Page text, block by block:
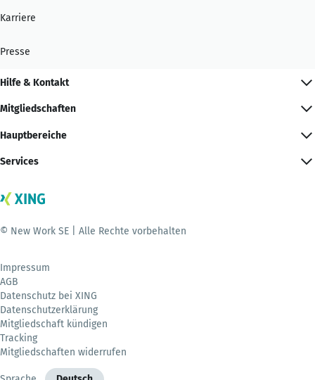
Karriere
Presse
Hilfe & Kontakt
Mitgliedschaften
Hauptbereiche
Services
© New Work SE | Alle Rechte vorbehalten
Impressum
AGB
Datenschutz bei XING
Datenschutzerklärung
Mitgliedschaft kündigen
Tracking
Mitgliedschaften widerrufen